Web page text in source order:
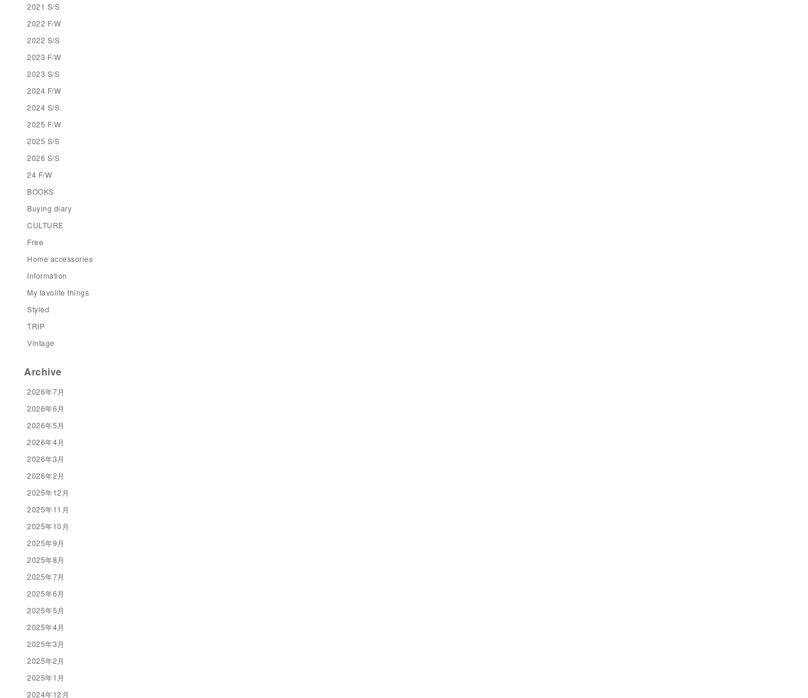
2021 S/S
2022 F/W
2022 S/S
2023 F/W
2023 S/S
2024 F/W
2024 S/S
2025 F/W
2025 S/S
2026 S/S
24 F/W
BOOKS
Buying diary
CULTURE
Free
Home accessories
Information
My favolite things
Styled
TRIP
Vintage
Archive
2026年7月
2026年6月
2026年5月
2026年4月
2026年3月
2026年2月
2025年12月
2025年11月
2025年10月
2025年9月
2025年8月
2025年7月
2025年6月
2025年5月
2025年4月
2025年3月
2025年2月
2025年1月
2024年12月